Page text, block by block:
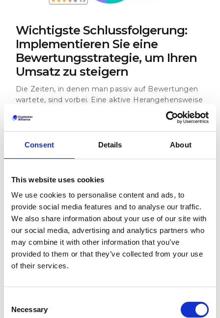
Consent Details About
This website uses cookies
We use cookies to personalise content and ads, to
provide social media features and to analyse our traffic.
We also share information about your use of our site with
our social media, advertising and analytics partners who
may combine it with other information that you’ve
provided to them or that they’ve collected from your use
of their services.
Selection
Necessary
Wichtigste Schlussfolgerung:
Implementieren Sie eine
Bewertungsstrategie, um Ihren
Umsatz zu steigern
Die Zeiten, in denen man passiv auf Bewertungen
wartete, sind vorbei. Eine aktive Herangehensweise
Bewertungen ist für Unternehmen, die ihr
Umsatzpotenzial maximieren möchten,
unerlässlich.
Diese Strategie könnte eine Software zur
auch die Schaffung von Prozessen, die positives
Kundenfeedback und Engagement fördern. Sie
könnten zum Beispiel eine
Nachfasskommunikation nach dem Kauf einführen
und die Kunden auffordern, eine Bewertung zu
hinterlassen. Sie könnten Ihre Mitarbeiter schulen,
damit sie bei Kundenkontakten zu Bewertungen
ermutigen.
das Volumen und die Qualität Ihrer Bewertungen
sich dies direkt auf Ihre Markenwahrnehmung und